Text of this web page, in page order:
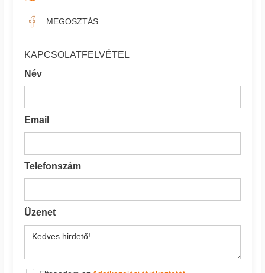
MEGOSZTÁS
KAPCSOLATFELVÉTEL
Név
Email
Telefonszám
Üzenet